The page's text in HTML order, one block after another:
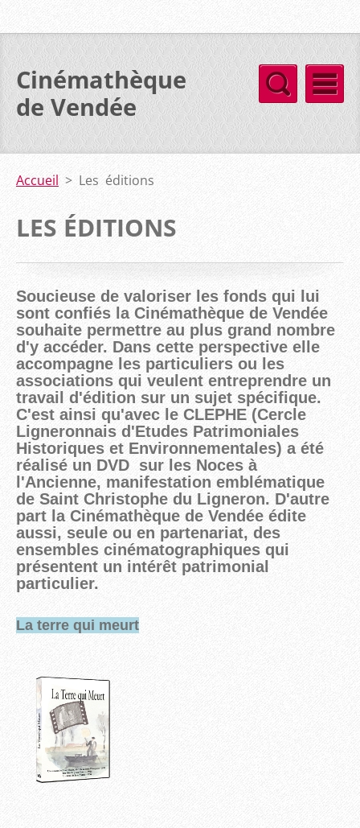
Cinémathèque
de Vendée
Accueil > Les éditions
LES ÉDITIONS
Soucieuse de valoriser les fonds qui lui
sont confiés la Cinémathèque de Vendée
souhaite permettre au plus grand nombre
d'y accéder. Dans cette perspective elle
accompagne les particuliers ou les
associations qui veulent entreprendre un
travail d'édition sur un sujet spécifique.
C'est ainsi qu'avec le CLEPHE (Cercle
Ligneronnais d'Etudes Patrimoniales
Historiques et Environnementales) a été
réalisé un DVD sur les Noces à
l'Ancienne, manifestation emblématique
de Saint Christophe du Ligneron. D'autre
part la Cinémathèque de Vendée édite
aussi, seule ou en partenariat, des
ensembles cinématographiques qui
présentent un intérêt patrimonial
particulier.
La terre qui meurt